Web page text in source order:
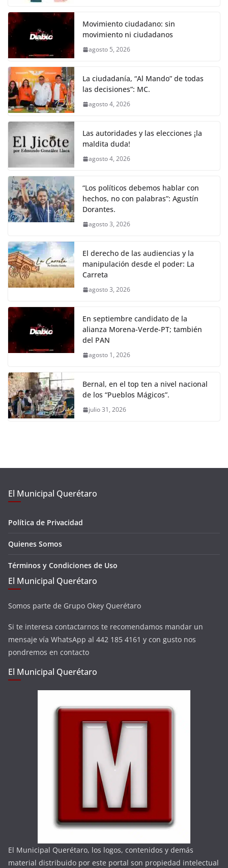
Movimiento ciudadano: sin
movimiento ni ciudadanos
agosto 5, 2026
La ciudadanía, “Al Mando” de todas
las decisiones”: MC.
agosto 4, 2026
Las autoridades y las elecciones ¡la
maldita duda!
agosto 4, 2026
“Los políticos debemos hablar con
hechos, no con palabras”: Agustín
Dorantes.
agosto 3, 2026
El derecho de las audiencias y la
manipulación desde el poder: La
Carreta
agosto 3, 2026
En septiembre candidato de la
alianza Morena-Verde-PT; también
del PAN
agosto 1, 2026
Bernal, en el top ten a nivel nacional
de los “Pueblos Mágicos”.
julio 31, 2026
El Municipal Querétaro
Política de Privacidad
Quienes Somos
Términos y Condiciones de Uso
El Municipal Querétaro
Somos parte de Grupo Okey Querétaro
Si te interesa contactarnos te recomendamos mandar un
mensaje vía WhatsApp al 442 185 4161 y con gusto nos
pondremos en contacto
El Municipal Querétaro
El Municipal Querétaro, los logos, contenidos y demás
material distribuido por este portal son propiedad intelectual